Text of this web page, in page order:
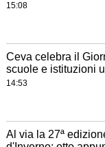
15:08
Ceva celebra il
scuole e istituzioni
14:53
Al via la 27ª